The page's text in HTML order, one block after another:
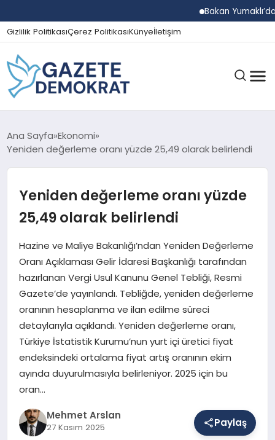
Bakan Yumaklı’dan
Gizlilik PolitikasıÇerez PolitikasıKünyeİletişim
GÜNDEM
SPOR
MAGAZIN
SAĞLIK
EĞITIM
DÜNYA
Ana Sayfa Ekonomi
Yeniden değerleme oranı yüzde 25,49 olarak belirlendi
Yeniden değerleme oranı yüzde
25,49 olarak belirlendi
Hazine ve Maliye Bakanlığı’ndan Yeniden Değerleme
Oranı Açıklaması Gelir İdaresi Başkanlığı tarafından
hazırlanan Vergi Usul Kanunu Genel Tebliği, Resmi
Gazete’de yayınlandı. Tebliğde, yeniden değerleme
oranının hesaplanma ve ilan edilme süreci
detaylarıyla açıklandı. Yeniden değerleme oranı,
Türkiye İstatistik Kurumu’nun yurt içi üretici fiyat
endeksindeki ortalama fiyat artış oranının ekim
ayında duyurulmasıyla belirleniyor. 2025 için bu
oran…
Mehmet Arslan
27 Kasım 2025 Paylaş